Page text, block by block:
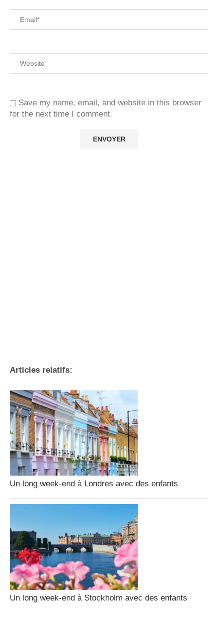
Save my name, email, and website in this browser
for the next time I comment.
Articles relatifs:
Un long week-end à Londres avec des enfants
Un long week-end à Stockholm avec des enfants